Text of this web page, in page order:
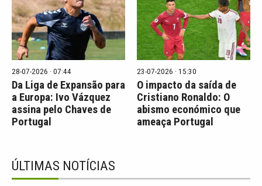
28-07-2026 · 07:44
Da Liga de Expansão para
a Europa: Ivo Vázquez
assina pelo Chaves de
Portugal
23-07-2026 · 15:30
O impacto da saída de
Cristiano Ronaldo: O
abismo económico que
ameaça Portugal
ÚLTIMAS NOTÍCIAS